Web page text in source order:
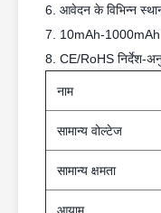
6. आवेदन के विभिन्न
7. 10mAh-1000mAh
8. CE/RoHS निर्देश-
नाम
सामान्य वोल्टेज
सामान्य क्षमता